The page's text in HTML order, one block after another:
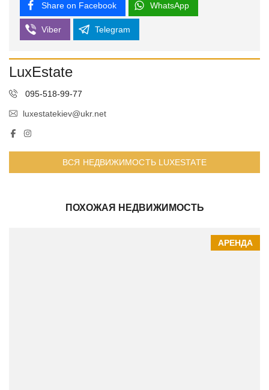
Share on Facebook WhatsApp
Viber Telegram
LuxEstate
095-518-99-77
luxestatekiev@ukr.net
ВСЯ НЕДВИЖИМОСТЬ LUXESTATE
ПОХОЖАЯ НЕДВИЖИМОСТЬ
АРЕНДА